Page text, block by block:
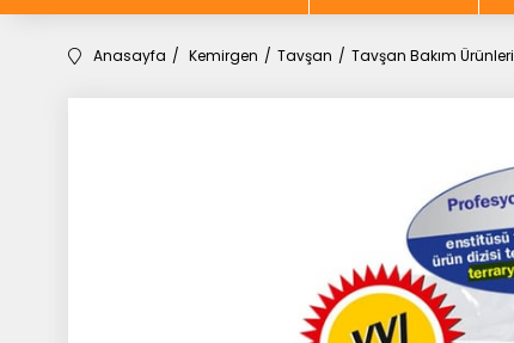
Anasayfa Kemirgen Tavşan Tavşan Bakım Ürünleri